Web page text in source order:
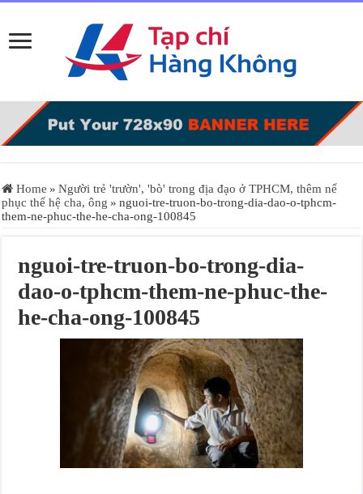
Home » Người trẻ 'trườn', 'bò' trong địa đạo ở TPHCM, thêm nể
phục thế hệ cha, ông » nguoi-tre-truon-bo-trong-dia-dao-o-tphcm-
them-ne-phuc-the-he-cha-ong-100845
nguoi-tre-truon-bo-trong-dia-
dao-o-tphcm-them-ne-phuc-the-
he-cha-ong-100845